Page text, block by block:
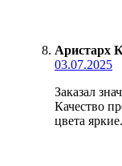
Аристарх
03.07.2025
Заказал
Качество
цвета